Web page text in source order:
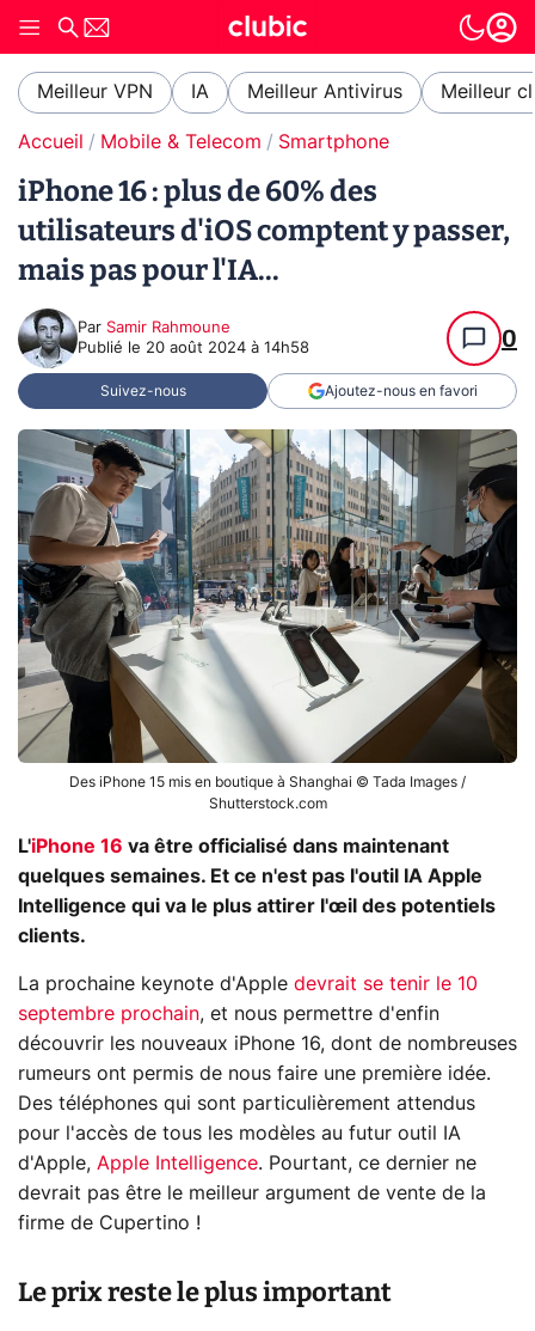
Meilleur VPN IA Meilleur Antivirus Meilleur
Accueil Mobile & Telecom Smartphone
iPhone 16 : plus de 60% des
utilisateurs d'iOS comptent y passer,
mais pas pour l'IA...
Par Samir Rahmoune
Publié le 20 août 2024 à 14h58 0
Suivez-nous Ajoutez-nous en favori
Des iPhone 15 mis en boutique à Shanghai © Tada Images /
Shutterstock.com
L'iPhone 16 va être officialisé dans maintenant
quelques semaines. Et ce n'est pas l'outil IA Apple
Intelligence qui va le plus attirer l'œil des potentiels
clients.
La prochaine keynote d'Apple devrait se tenir le 10
septembre prochain, et nous permettre d'enfin
découvrir les nouveaux iPhone 16, dont de nombreuses
rumeurs ont permis de nous faire une première idée.
Des téléphones qui sont particulièrement attendus
pour l'accès de tous les modèles au futur outil IA
d'Apple, Apple Intelligence. Pourtant, ce dernier ne
devrait pas être le meilleur argument de vente de la
firme de Cupertino !
Le prix reste le plus important